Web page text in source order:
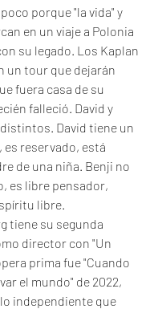
porque "la vida" y
en un viaje a Polonia
su legado. Los Kaplan
un tour que dejarán
fuera casa de su
falleció. David y
David tiene un
reservado, está
de una niña. Benji no
es libre pensador,
libre.
tiene su segunda
director con "Un
prima fue "Cuando
el mundo" de 2022,
independiente que